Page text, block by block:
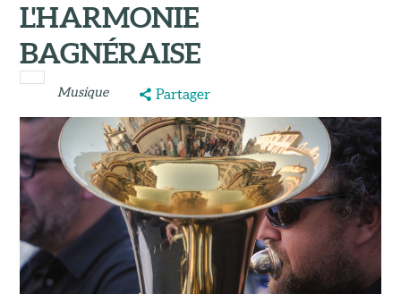
L'HARMONIE
BAGNÉRAISE
Musique Partager